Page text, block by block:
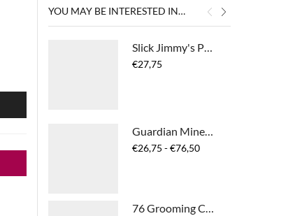
YOU MAY BE INTERESTED IN…
Slick Jimmy's Pomade
€27,75
Guardian Mineral Shampoo
€26,75 - €76,50Prijsklasse:
76 Grooming Cream